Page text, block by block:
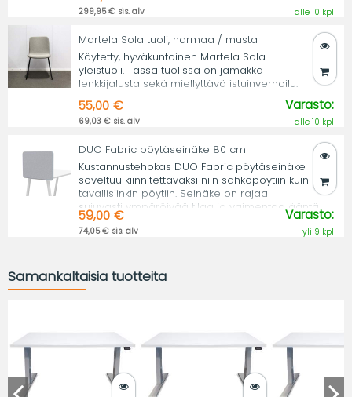
299,95 € sis. alv alle 10 kpl
Martela Sola tuoli, harmaa / musta
Käytetty, hyväkuntoinen Martela Sola
yleistuoli. Tässä tuolissa on jämäkkä
lenkkijalusta sekä miellyttävä istuinverhoilu.
55,00 €
69,03 € sis. alv
Varasto:
alle 10 kpl
DUO Fabric pöytäseinäke 80 cm
Kustannustehokas DUO Fabric pöytäseinäke
soveltuu kiinnitettäväksi niin sähköpöytiin kuin
tavallisiinkin pöytiin. Seinäke on rajaa
sujuvasti ympäröivää tilaa ja vaimentaa ääntä.
59,00 €
74,05 € sis. alv
Varasto:
yli 9 kpl
Samankaltaisia tuotteita